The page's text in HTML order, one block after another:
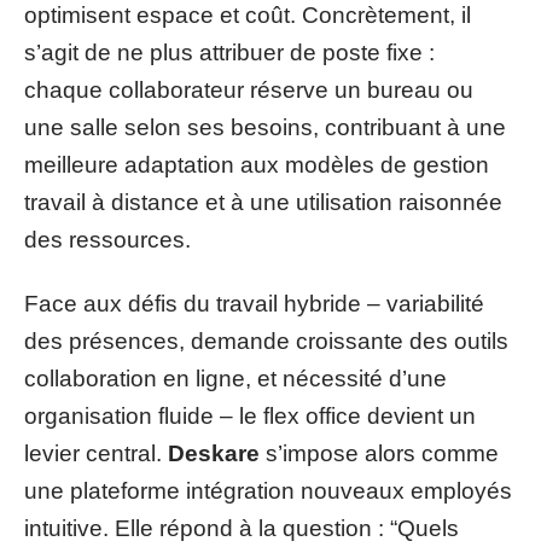
optimisent espace et coût. Concrètement, il
s’agit de ne plus attribuer de poste fixe :
chaque collaborateur réserve un bureau ou
une salle selon ses besoins, contribuant à une
meilleure adaptation aux modèles de gestion
travail à distance et à une utilisation raisonnée
des ressources.
Face aux défis du travail hybride – variabilité
des présences, demande croissante des outils
collaboration en ligne, et nécessité d’une
organisation fluide – le flex office devient un
levier central. Deskare s’impose alors comme
une plateforme intégration nouveaux employés
intuitive. Elle répond à la question : “Quels